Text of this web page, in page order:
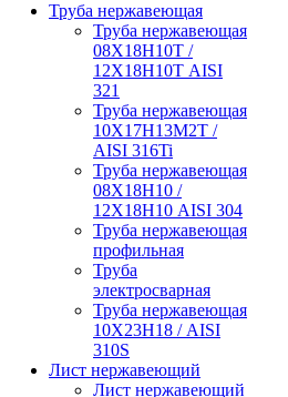
Труба нержавеющая
Труба нержавеющая
08Х18Н10Т /
12Х18Н10Т AISI
321
Труба нержавеющая
10Х17Н13М2Т /
AISI 316Ti
Труба нержавеющая
08Х18Н10 /
12Х18Н10 AISI 304
Труба нержавеющая
профильная
Труба
электросварная
Труба нержавеющая
10Х23Н18 / AISI
310S
Лист нержавеющий
Лист нержавеющий